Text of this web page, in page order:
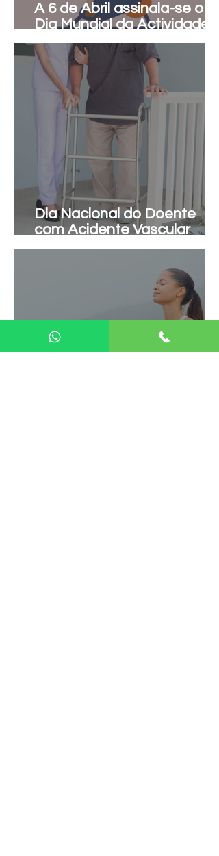
A 6 de Abril assinala-se o
Dia Mundial da Actividade
Física.
Dia Nacional do Doente
com Acidente Vascular
Cerebral.